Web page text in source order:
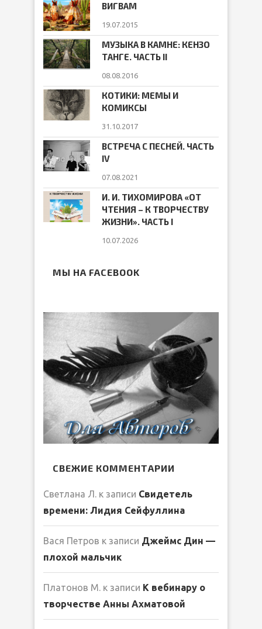
ВИГВАМ
19.07.2015
МУЗЫКА В КАМНЕ: КЕНЗО
ТАНГЕ. ЧАСТЬ II
08.08.2016
КОТИКИ: МЕМЫ И
КОМИКСЫ
31.10.2017
ВСТРЕЧА С ПЕСНЕЙ. ЧАСТЬ
IV
07.08.2021
И. И. ТИХОМИРОВА «ОТ
ЧТЕНИЯ – К ТВОРЧЕСТВУ
ЖИЗНИ». ЧАСТЬ I
10.07.2026
МЫ НА FACEBOOK
СВЕЖИЕ КОММЕНТАРИИ
Светлана Л. к записи Свидетель
времени: Лидия Сейфуллина
Вася Петров к записи Джеймс Дин —
плохой мальчик
Платонов М. к записи К вебинару о
творчестве Анны Ахматовой